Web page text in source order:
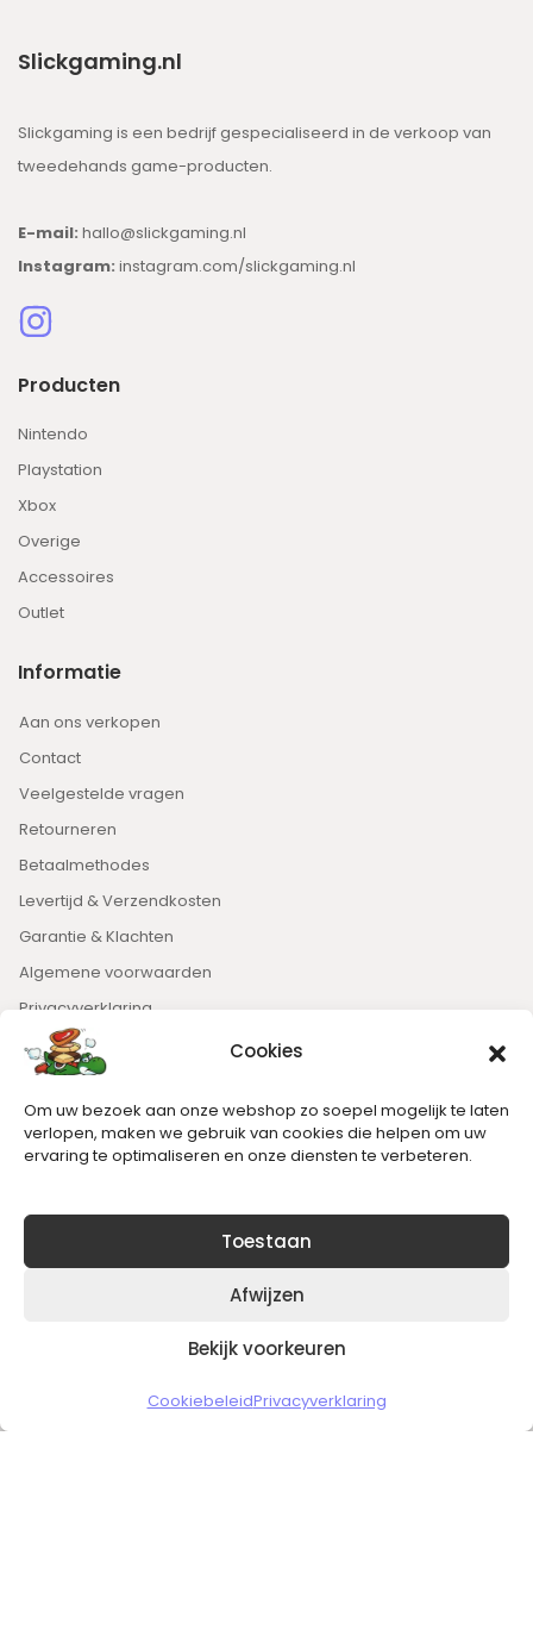
Cookies
Om uw bezoek aan onze webshop zo soepel mogelijk te laten
verlopen, maken we gebruik van cookies die helpen om uw
ervaring te optimaliseren en onze diensten te verbeteren.
Toestaan
Afwijzen
Bekijk voorkeuren
CookiebeleidPrivacyverklaring
Slickgaming.nl
Slickgaming is een bedrijf gespecialiseerd in de verkoop van
tweedehands game-producten.
E-mail: hallo@slickgaming.nl
Instagram: instagram.com/slickgaming.nl
Producten
Nintendo
Playstation
Xbox
Overige
Accessoires
Outlet
Informatie
Aan ons verkopen
Contact
Veelgestelde vragen
Retourneren
Betaalmethodes
Levertijd & Verzendkosten
Garantie & Klachten
Algemene voorwaarden
Privacyverklaring
Nieuwsbrief
Blijft op de hoogte van het laatste nieuws.